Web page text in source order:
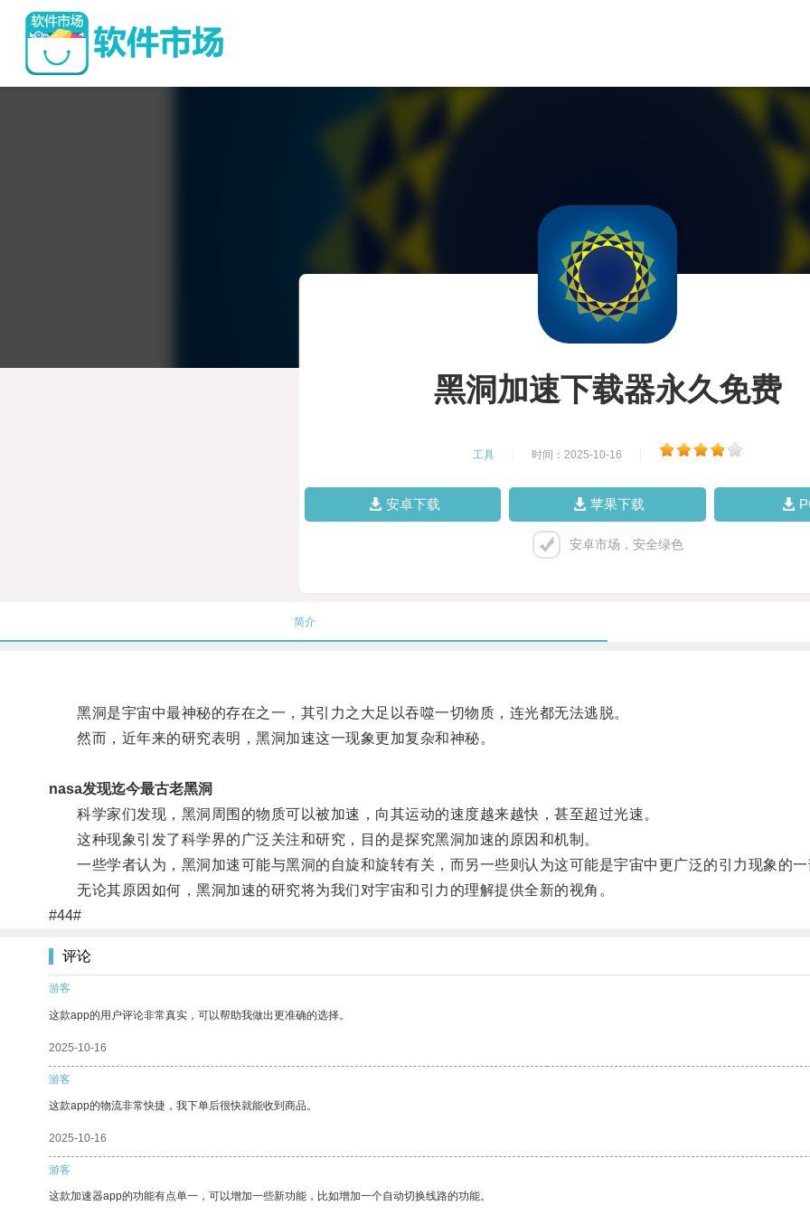
黑洞加速下载器永久免费
工具 时间：2025-10-16
安卓下载 苹果下载
安卓市场，安全绿色
简介
黑洞是宇宙中最神秘的存在之一，其引力之大足以吞噬一切物质，连光都无法逃脱。
然而，近年来的研究表明，黑洞加速这一现象更加复杂和神秘。
nasa发现迄今最古老黑洞
科学家们发现，黑洞周围的物质可以被加速，向其运动的速度越来越快，甚至超过光速。
这种现象引发了科学界的广泛关注和研究，目的是探究黑洞加速的原因和机制。
一些学者认为，黑洞加速可能与黑洞的自旋和旋转有关，而另一些则认为这可能是宇宙中更广泛的引力现象的一
无论其原因如何，黑洞加速的研究将为我们对宇宙和引力的理解提供全新的视角。
#44#
评论
游客
这款app的用户评论非常真实，可以帮助我做出更准确的选择。
2025-10-16
游客
这款app的物流非常快捷，我下单后很快就能收到商品。
2025-10-16
游客
这款加速器app的功能有点单一，可以增加一些新功能，比如增加一个自动切换线路的功能。